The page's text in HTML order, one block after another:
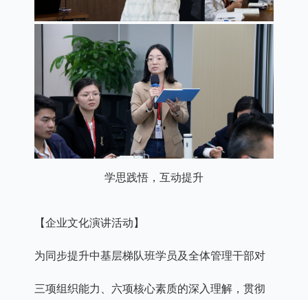
学思践悟，互动提升
【企业文化演讲活动】
为同步提升中基层梯队班学员及全体管理干部对
三项组织能力、六项核心素质的深入理解，贯彻